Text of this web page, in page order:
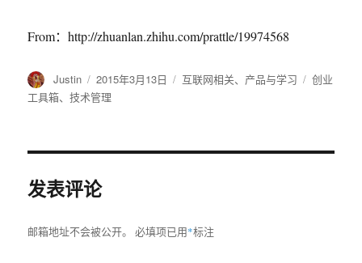
From：http://zhuanlan.zhihu.com/prattle/19974568
作
者
Justin
发
布
2015年3月13日
分
互联网相关、 产品与学习
标
创业
工具箱、技术管理
发表评论
邮箱地址不会被公开。 必填项已用*标注